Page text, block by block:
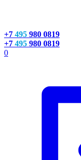
+7 495 980 0819
+7 495 980 0819
0